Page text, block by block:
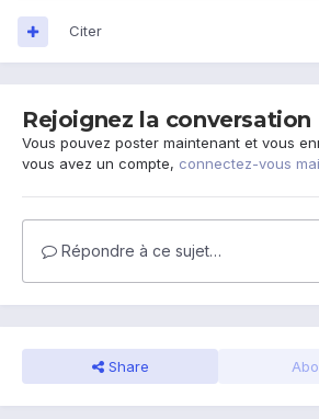
Citer
Rejoignez la conversation
Vous pouvez poster maintenant et vous
vous avez un compte, connectez-vous
Répondre à ce sujet…
Share